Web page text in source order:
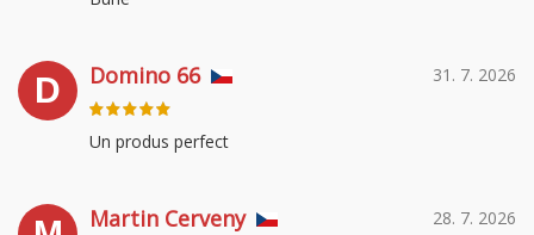
D 31. 7. 2026
Domino 66
Un produs perfect
28. 7. 2026
Martin Cerveny